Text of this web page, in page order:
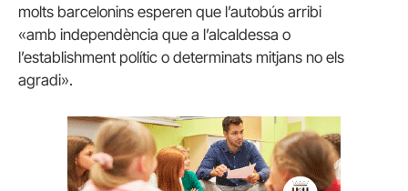
molts barcelonins esperen que l’autobús arribi
«amb independència que a l’alcaldessa o
l’establishment polític o determinats mitjans no els
agradi».